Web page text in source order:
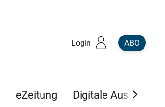
Login ABO
eZeitung Digitale Ausgaben